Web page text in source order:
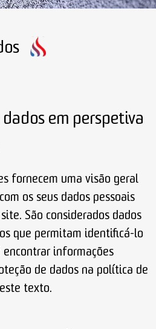
dados em perspetiva
fornecem uma visão geral
os seus dados pessoais
São considerados dados
que permitam identificá-lo
encontrar informações
de dados na política de
texto.